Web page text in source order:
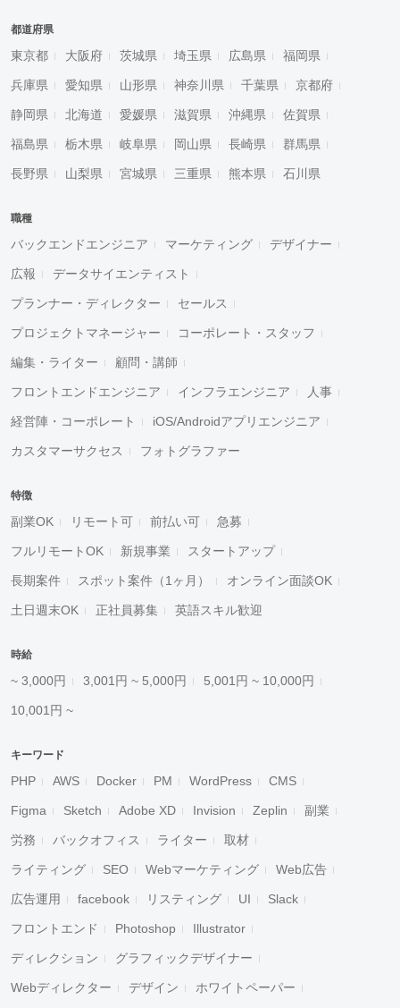
都道府県
東京都 大阪府 茨城県 埼玉県 広島県 福岡県
兵庫県 愛知県 山形県 神奈川県 千葉県 京都府
静岡県 北海道 愛媛県 滋賀県 沖縄県 佐賀県
福島県 栃木県 岐阜県 岡山県 長崎県 群馬県
長野県 山梨県 宮城県 三重県 熊本県 石川県
職種
バックエンドエンジニア マーケティング デザイナー
広報 データサイエンティスト
プランナー・ディレクター セールス
プロジェクトマネージャー コーポレート・スタッフ
編集・ライター 顧問・講師
フロントエンドエンジニア インフラエンジニア 人事
経営陣・コーポレート iOS/Androidアプリエンジニア
カスタマーサクセス フォトグラファー
特徴
副業OK リモート可 前払い可 急募
フルリモートOK 新規事業 スタートアップ
長期案件 スポット案件（1ヶ月） オンライン面談OK
土日週末OK 正社員募集 英語スキル歓迎
時給
~ 3,000円 3,001円 ~ 5,000円 5,001円 ~ 10,000円
10,001円 ~
キーワード
PHP AWS Docker PM WordPress CMS
Figma Sketch Adobe XD Invision Zeplin 副業
労務 バックオフィス ライター 取材
ライティング SEO Webマーケティング Web広告
広告運用 facebook リスティング UI Slack
フロントエンド Photoshop Illustrator
ディレクション グラフィックデザイナー
Webディレクター デザイン ホワイトペーパー